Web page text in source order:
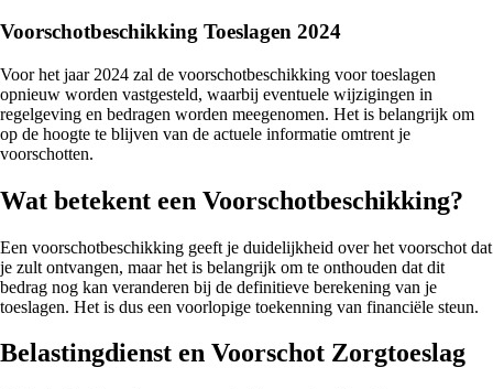
Voorschotbeschikking Toeslagen 2024
Voor het jaar 2024 zal de voorschotbeschikking voor toeslagen
opnieuw worden vastgesteld, waarbij eventuele wijzigingen in
regelgeving en bedragen worden meegenomen. Het is belangrijk om
op de hoogte te blijven van de actuele informatie omtrent je
voorschotten.
Wat betekent een Voorschotbeschikking?
Een voorschotbeschikking geeft je duidelijkheid over het voorschot dat
je zult ontvangen, maar het is belangrijk om te onthouden dat dit
bedrag nog kan veranderen bij de definitieve berekening van je
toeslagen. Het is dus een voorlopige toekenning van financiële steun.
Belastingdienst en Voorschot Zorgtoeslag